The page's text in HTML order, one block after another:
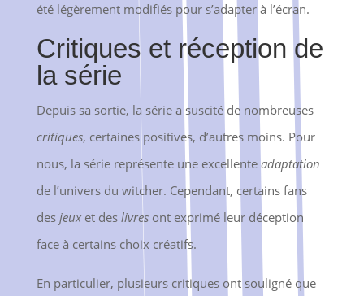
été légèrement modifiés pour s’adapter à l’écran.
Critiques et réception de
la série
Depuis sa sortie, la série a suscité de nombreuses
critiques, certaines positives, d’autres moins. Pour
nous, la série représente une excellente adaptation
de l’univers du witcher. Cependant, certains fans
des jeuxet des livresont exprimé leur déception
face à certains choix créatifs.
En particulier, plusieurs critiques ont souligné que